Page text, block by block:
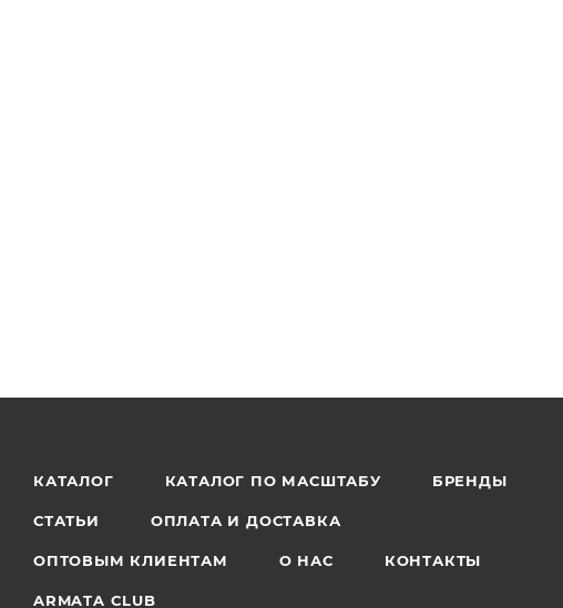
КАТАЛОГ КАТАЛОГ ПО МАСШТАБУ БРЕНДЫ
СТАТЬИ ОПЛАТА И ДОСТАВКА
ОПТОВЫМ КЛИЕНТАМ О НАС КОНТАКТЫ
ARMATA CLUB